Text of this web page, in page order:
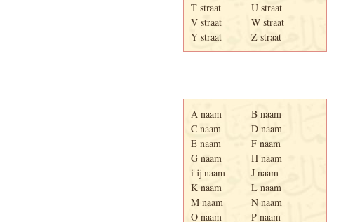
T straat
U straat
V straat
W straat
Y straat
Z straat
A naam
B naam
C naam
D naam
E naam
F naam
G naam
H naam
i ij naam
J naam
K naam
L naam
M naam
N naam
O naam
P naam